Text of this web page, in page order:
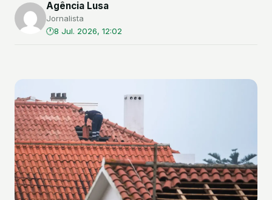
Agência Lusa
Jornalista
8 Jul. 2026, 12:02